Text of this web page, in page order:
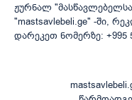
ჟურნალ
"mastsavlebeli.ge" -ში,
დარეკეთ ნომერზე: +995